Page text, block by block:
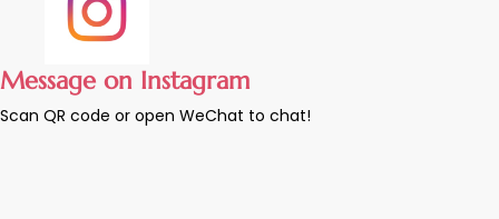
Message on Instagram
Scan QR code or open WeChat to chat!